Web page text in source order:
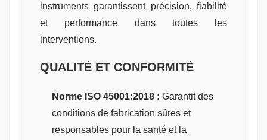
instruments garantissent précision, fiabilité
et performance dans toutes les
interventions.
QUALITÉ ET CONFORMITÉ
Norme ISO 45001:2018 : Garantit des
conditions de fabrication sûres et
responsables pour la santé et la